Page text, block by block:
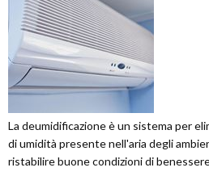
La deumidificazione è un sistema per
di umidità presente nell'aria degli
ristabilire buone condizioni di